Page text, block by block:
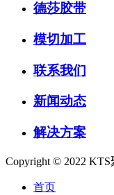
德莎胶带
模切加工
联系我们
新闻动态
解决方案
Copyright © 2022
首页